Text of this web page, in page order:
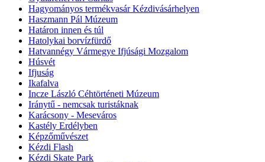
Hagyományos termékvasár Kézdivásárhelyen
Haszmann Pál Múzeum
Határon innen és túl
Hatolykai borvízfürdő
Hatvannégy Vármegye Ifjúsági Mozgalom
Húsvét
Ifjuság
Ikafalva
Incze László Céhtörténeti Múzeum
Iránytű - nemcsak turistáknak
Karácsony - Meseváros
Kastély Erdélyben
Képzőművészet
Kézdi Flash
Kézdi Skate Park